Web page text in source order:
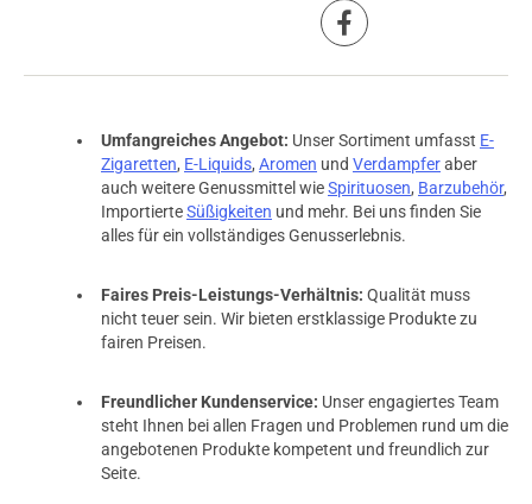
Umfangreiches Angebot: Unser Sortiment umfasst E-
Zigaretten, E-Liquids, Aromen und Verdampferaber
auch weitere Genussmittel wieSpirituosen, Barzubehör,
ImportierteSüßigkeiten und mehr. Bei uns finden Sie
alles für ein vollständiges Genusserlebnis.
Faires Preis-Leistungs-Verhältnis: Qualität muss
nicht teuer sein. Wir bieten erstklassige Produkte zu
fairen Preisen.
Freundlicher Kundenservice: Unser engagiertes Team
steht Ihnen bei allen Fragen und Problemen rund um die
angebotenen Produkte kompetent und freundlich zur
Seite.